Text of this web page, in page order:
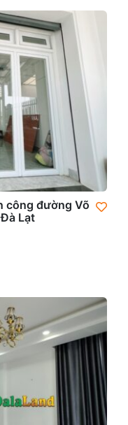
công đường Võ
Lạt